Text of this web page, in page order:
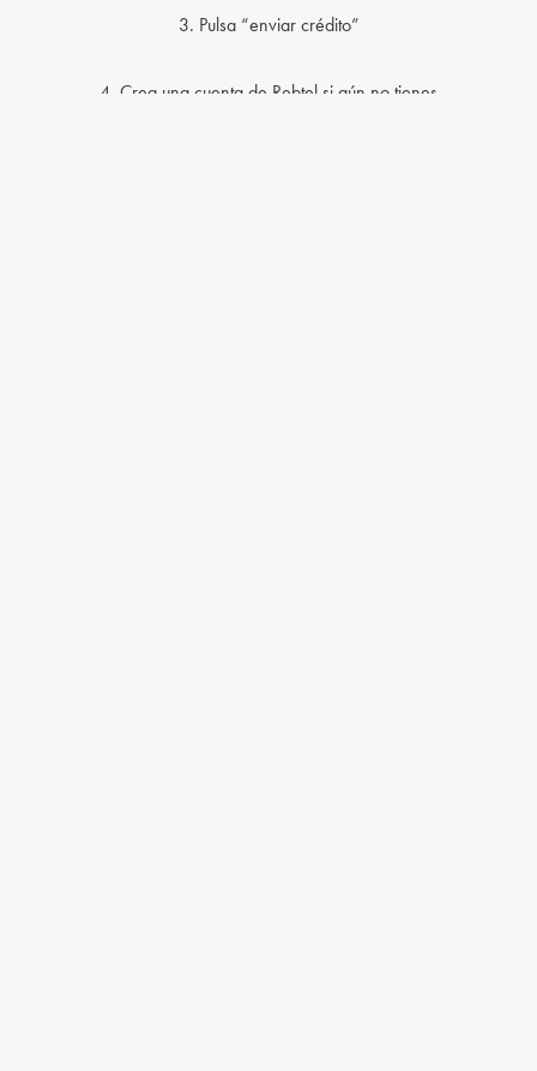
3. Pulsa “enviar crédito”
4. Crea una cuenta de Rebtel si aún no tienes